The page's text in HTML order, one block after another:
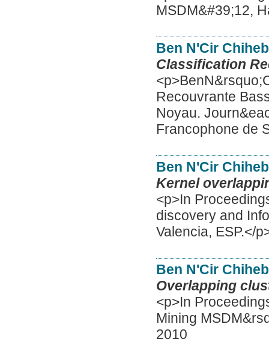
MSDM&#39;12,
Ben N'Cir
Classification
Recouvrante
Noyau.
Francophone de
Ben N'Cir
Kernel
<p>In
discovery and
Valencia, ESP.</
Ben N'Cir
Overlapping
<p>In
Mining
2010